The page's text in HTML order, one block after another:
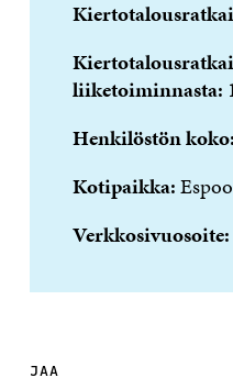
liiketoiminnasta:
Henkilöstön koko:
Kotipaikka:Espoo
Verkkosivuosoite:
JAA